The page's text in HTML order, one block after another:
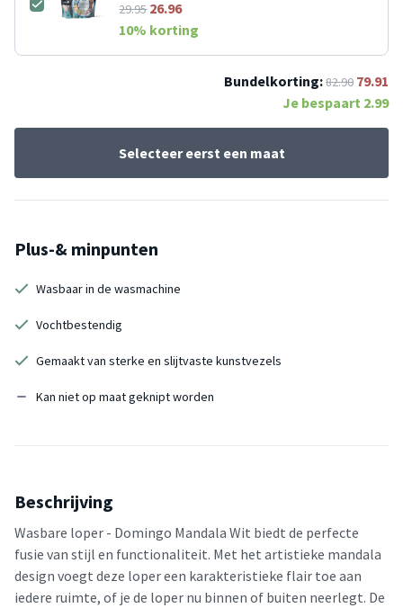
29.9526.96
10% korting
Bundelkorting:82.90 79.91
Je bespaart 2.99
Selecteer eerst een maat
Plus-& minpunten
Wasbaar in de wasmachine
Vochtbestendig
Gemaakt van sterke en slijtvaste kunstvezels
Kan niet op maat geknipt worden
Beschrijving
Wasbare loper - Domingo Mandala Wit biedt de perfecte
fusie van stijl en functionaliteit. Met het artistieke mandala
design voegt deze loper een karakteristieke flair toe aan
iedere ruimte, of je de loper nu binnen of buiten neerlegt. De